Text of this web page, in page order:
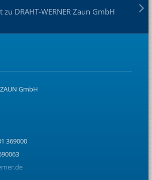
DRAHT-WERNER Zaun GmbH
GmbH
369000